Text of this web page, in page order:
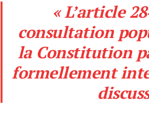
« L’article
consultation
la Constitution
formellement